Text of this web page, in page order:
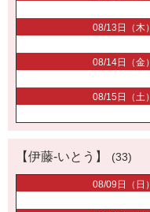
08/13日（木）
08/14日（金）
08/15日（土）
【伊藤-いとう】 (33)
08/09日（日）